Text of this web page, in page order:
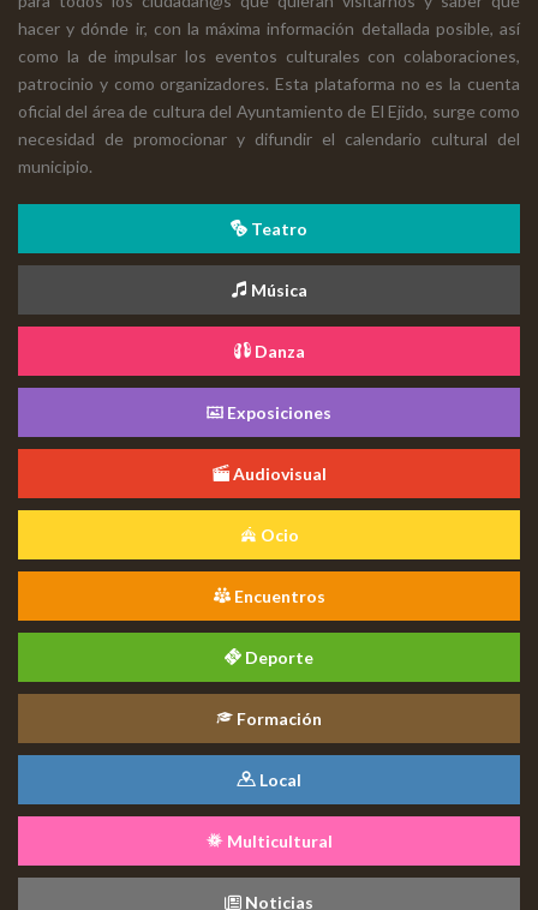
hacer y dónde ir, con la máxima información detallada posible, así
como la de impulsar los eventos culturales con colaboraciones,
patrocinio y como organizadores. Esta plataforma no es la cuenta
oficial del área de cultura del Ayuntamiento de El Ejido, surge como
necesidad de promocionar y difundir el calendario cultural del
municipio.
Teatro
Música
Danza
Exposiciones
Audiovisual
Ocio
Encuentros
Deporte
Formación
Local
Multicultural
Noticias